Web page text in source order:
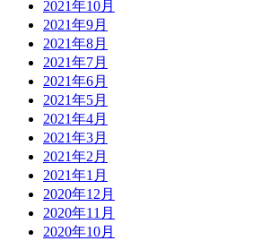
2021年10月
2021年9月
2021年8月
2021年7月
2021年6月
2021年5月
2021年4月
2021年3月
2021年2月
2021年1月
2020年12月
2020年11月
2020年10月